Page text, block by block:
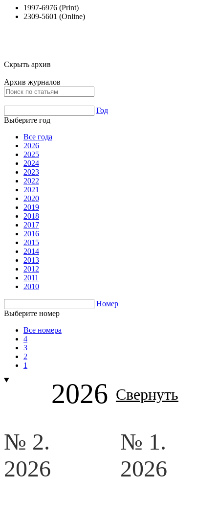
1997-6976 (Print)
2309-5601 (Online)
Скрыть архив
Архив журналов
Год
Выберите год
Все года
2026
2025
2024
2023
2022
2021
2020
2019
2018
2017
2016
2015
2014
2013
2012
2011
2010
Номер
Выберите номер
Все номера
4
3
2
1
2026 Свернуть
№ 2.
2026
№ 1.
2026